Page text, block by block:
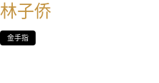
林子侨
金手指